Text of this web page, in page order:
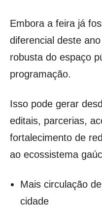
Embora a feira já
diferencial deste
robusta do espaço
programação.
Isso pode gerar
editais, parcerias,
fortalecimento de
ao ecossistema
Mais circulação
cidade